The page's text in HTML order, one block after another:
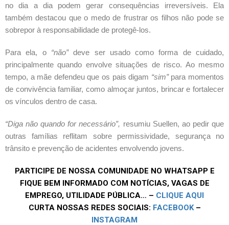
no dia a dia podem gerar consequências irreversíveis. Ela
também destacou que o medo de frustrar os filhos não pode se
sobrepor à responsabilidade de protegê-los.
Para ela, o “não” deve ser usado como forma de cuidado,
principalmente quando envolve situações de risco. Ao mesmo
tempo, a mãe defendeu que os pais digam “sim” para momentos
de convivência familiar, como almoçar juntos, brincar e fortalecer
os vínculos dentro de casa.
“Diga não quando for necessário”, resumiu Suellen, ao pedir que
outras famílias reflitam sobre permissividade, segurança no
trânsito e prevenção de acidentes envolvendo jovens.
PARTICIPE DE NOSSA COMUNIDADE NO WHATSAPP E
FIQUE BEM INFORMADO COM NOTÍCIAS, VAGAS DE
EMPREGO, UTILIDADE PÚBLICA… – CLIQUE AQUI
CURTA NOSSAS REDES SOCIAIS: FACEBOOK–
INSTAGRAM